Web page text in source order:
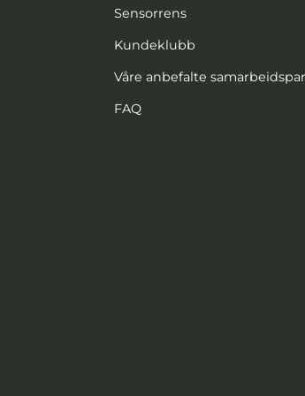
Sensorrens
Kundeklubb
Våre anbefalte
FAQ